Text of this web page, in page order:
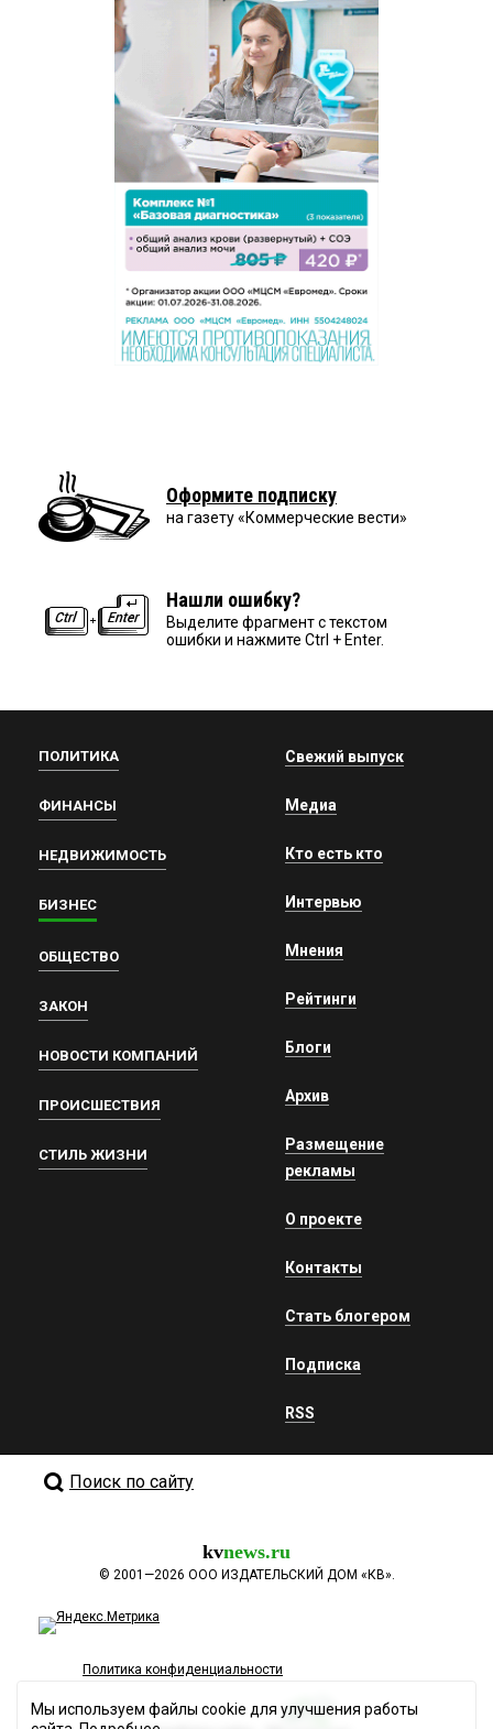
Оформите подписку
на газету «Коммерческие вести»
Нашли ошибку?
Выделите фрагмент с текстом
ошибки и нажмите Ctrl + Enter.
ПОЛИТИКА
ФИНАНСЫ
НЕДВИЖИМОСТЬ
БИЗНЕС
ОБЩЕСТВО
ЗАКОН
НОВОСТИ КОМПАНИЙ
ПРОИСШЕСТВИЯ
СТИЛЬ ЖИЗНИ
Свежий выпуск
Медиа
Кто есть кто
Интервью
Мнения
Рейтинги
Блоги
Архив
Размещение
рекламы
О проекте
Контакты
Стать блогером
Подписка
RSS
Поиск по сайту
kvnews.ru
© 2001—2026 ООО ИЗДАТЕЛЬСКИЙ ДОМ «КВ».
Политика конфиденциальности
Мы используем файлы cookie для улучшения работы